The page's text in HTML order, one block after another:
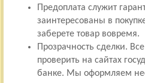
Предоплата служит
заинтересованы в
заберете товар вовремя.
Прозрачность сделки.
проверить на сайтах
банке. Мы оформляем